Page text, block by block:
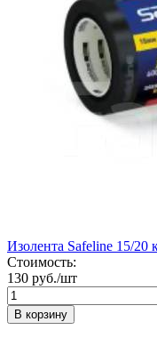
Изолента Safeline 15/20
Стоимость:
130 руб./шт
В корзину